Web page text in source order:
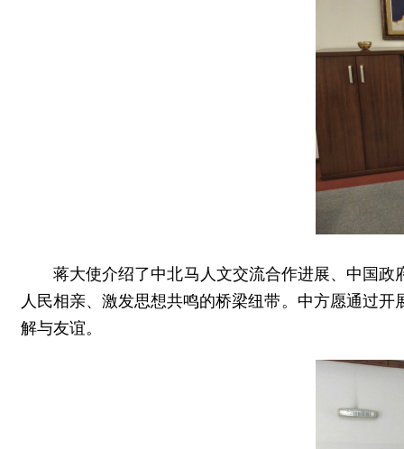
蒋大使介绍了中北马人文交流合作进展、中国
人民相亲、激发思想共鸣的桥梁纽带。中方愿通过
解与友谊。